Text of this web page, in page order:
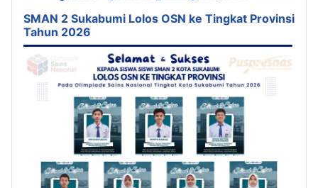
SMAN 2 Sukabumi Lolos OSN ke Tingkat Provinsi
Tahun 2026